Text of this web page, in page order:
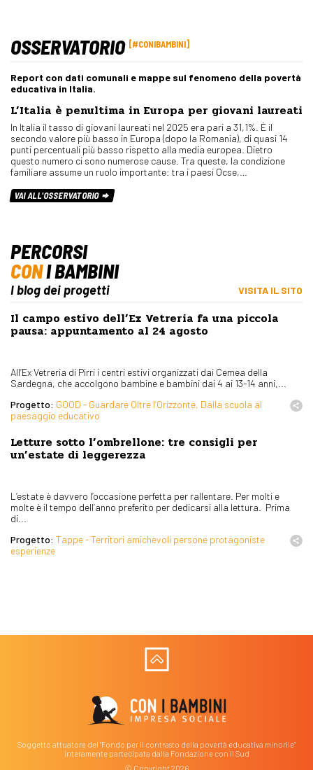
OSSERVATORIO #CONIBAMBINI
Report con dati comunali e mappe sul fenomeno della povertà
educativa in Italia.
L’Italia è penultima in Europa per giovani laureati
In Italia il tasso di giovani laureati nel 2025 era pari a 31,1%. È il
secondo valore più basso in Europa (dopo la Romania), di quasi 14
punti percentuali più basso rispetto alla media europea. Dietro
questo numero ci sono numerose cause. Tra queste, la condizione
familiare assume un ruolo importante: tra i paesi Ocse,…
VAI ALL'OSSERVATORIO
PERCORSI
CONI BAMBINI
I blog dei progetti VISITA IL SITO
Il campo estivo dell’Ex Vetreria fa una piccola
pausa: appuntamento al 24 agosto
All’Ex Vetreria di Pirri i centri estivi organizzati dai Cemea della
Sardegna, che accolgono bambine e bambini dai 4 ai 13-14 anni,...
Progetto: GOOD - Guardare Oltre l’Orizzonte, Dalla scuola al
paesaggio educativo
Letture sotto l’ombrellone: tre consigli per
un’estate di leggerezza
L’estate è davvero l’occasione perfetta per rallentare. Per molti e
molte è il tempo dell’anno preferito per dedicarsi alla lettura. Prima
di...
Progetto: Tappe - Territori amichevoli persone protagoniste
esperienze
Soggetto attuatore del "Fondo per il contrasto della povertà educativa minorile"
interamente partecipata dalla Fondazione con il Sud